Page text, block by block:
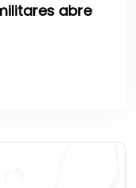
abre